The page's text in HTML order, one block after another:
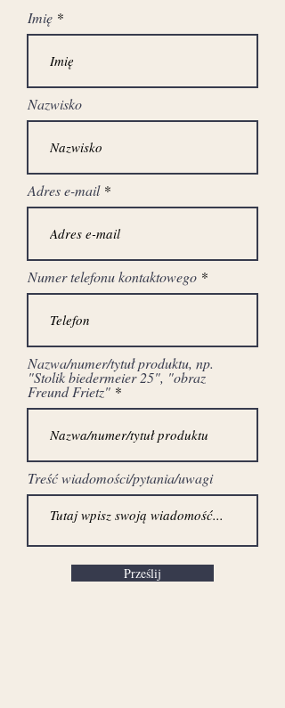
Imię
Nazwisko
Adres e-mail
Numer telefonu kontaktowego
Nazwa/numer/tytuł produktu, np.
"Stolik biedermeier 25", "obraz
Freund Frietz"
Treść wiadomości/pytania/uwagi
Prześlij